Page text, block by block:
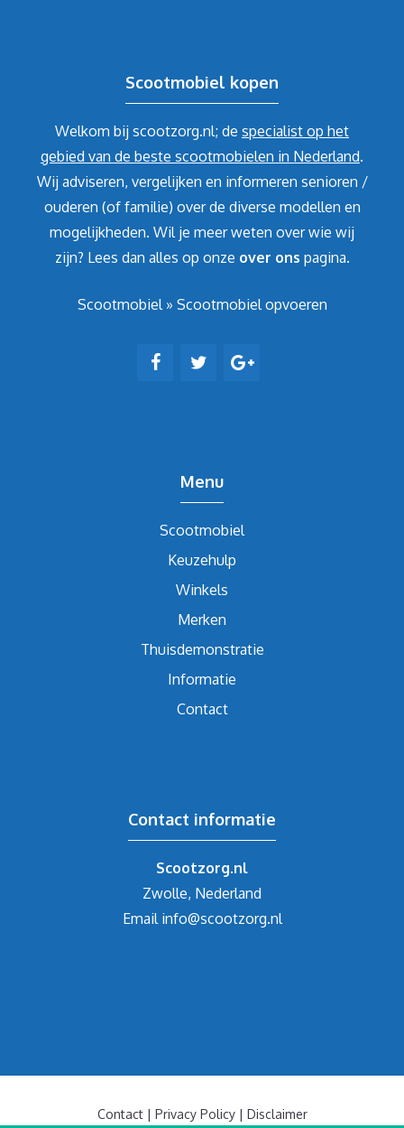
Scootmobiel kopen
Welkom bij scootzorg.nl; de specialist op het
gebied van de beste scootmobielen in Nederland.
Wij adviseren, vergelijken en informeren senioren /
ouderen (of familie) over de diverse modellen en
mogelijkheden. Wil je meer weten over wie wij
zijn? Lees dan alles op onze over ons pagina.
Scootmobiel» Scootmobiel opvoeren
Menu
Scootmobiel
Keuzehulp
Winkels
Merken
Thuisdemonstratie
Informatie
Contact
Contact informatie
Scootzorg.nl
Zwolle, Nederland
Email info@scootzorg.nl
Contact| Privacy Policy| Disclaimer